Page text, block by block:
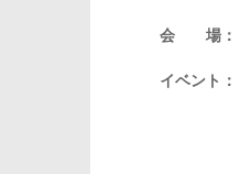
会 場：
イベント：